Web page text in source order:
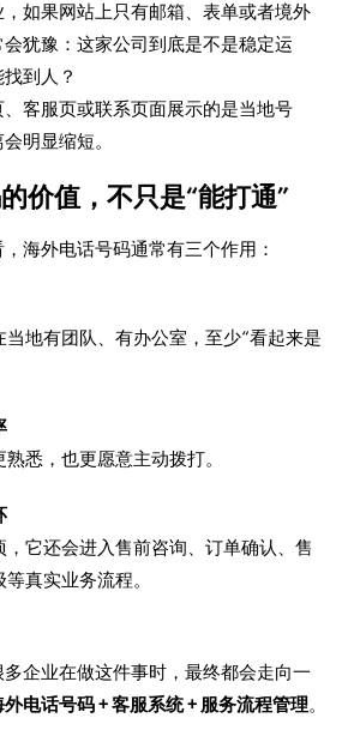
如果网站上只有邮箱、表单或者境外
犹豫：这家公司到底是不是稳定运
到人？
客服页或联系页面展示的是当地号
明显缩短。
价值，不只是“能打通”
海外电话号码通常有三个作用：
当地有团队、有办公室，至少“看起来是
悉，也更愿意主动拨打。
，它还会进入售前咨询、订单确认、售
真实业务流程。
企业在做这件事时，最终都会走向一
外电话号码 + 客服系统 + 服务流程管理。